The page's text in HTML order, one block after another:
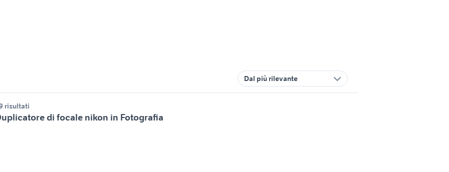
Dal più rilevante
risultati
di focale nikon in Fotografia